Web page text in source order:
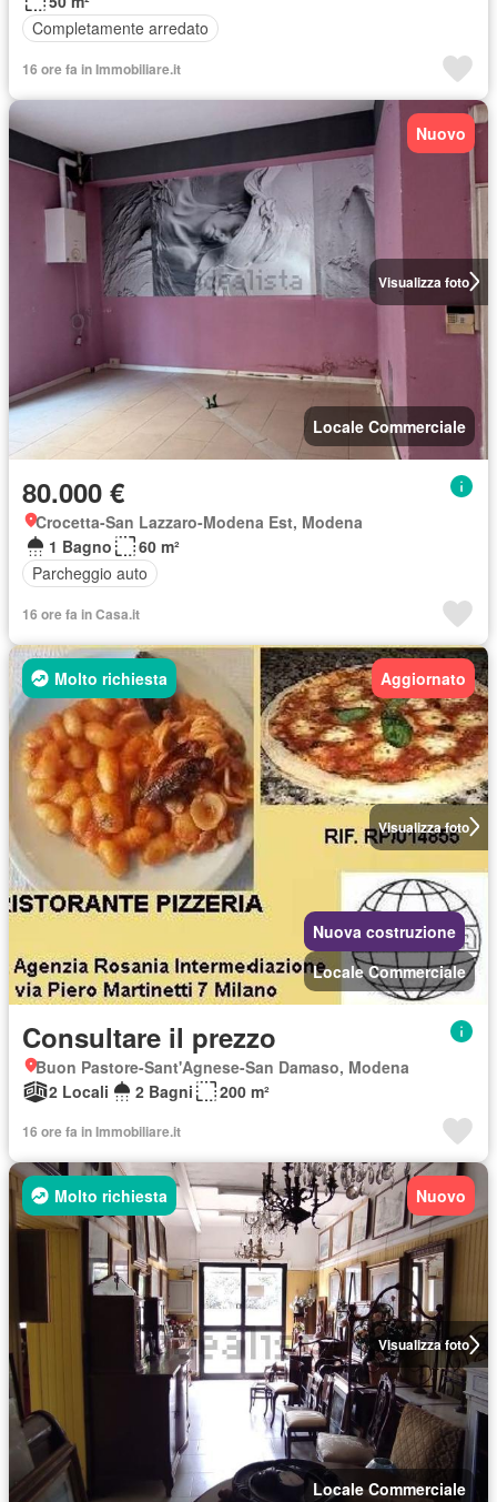
Completamente arredato
16 ore fa in Immobiliare.it
Visualizza foto
Nuovo
Locale Commerciale
80.000 €
Crocetta-San Lazzaro-Modena Est, Modena
1 Bagno
60 m²
Parcheggio auto
16 ore fa in Casa.it
Visualizza foto
Molto richiesta Aggiornato
Nuova costruzione
Locale Commerciale
Consultare il prezzo
Buon Pastore-Sant'Agnese-San Damaso, Modena
2 Locali
2 Bagni 200 m²
16 ore fa in Immobiliare.it
Visualizza foto
Molto richiesta Nuovo
Locale Commerciale